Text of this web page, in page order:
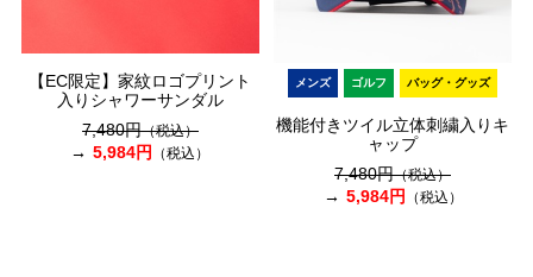
【EC限定】家紋ロゴプリント
入りシャワーサンダル
7,480円（税込）
5,984円 （税込）
メンズ ゴルフ バッグ・グッズ
機能付きツイル立体刺繍入りキ
ャップ
7,480円（税込）
5,984円 （税込）